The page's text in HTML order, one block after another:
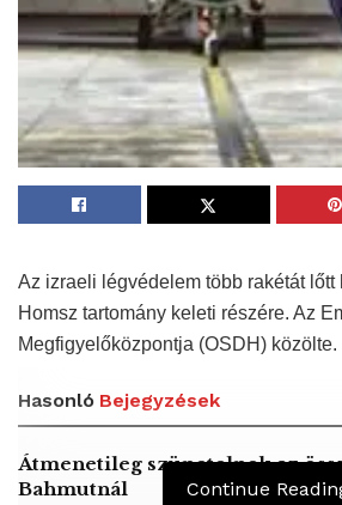
Az izraeli légvédelem több rakétát lőtt
Homsz tartomány keleti részére. Az
Megfigyelőközpontja (OSDH) közölte.
Hasonló Bejegyzések
Átmenetileg szünetelnek az
Bahmutnál
Continue